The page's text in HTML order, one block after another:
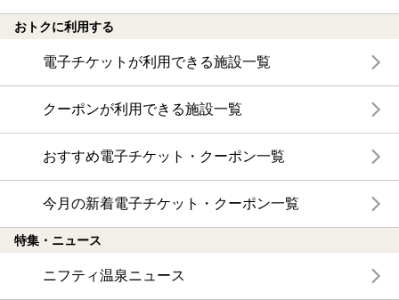
おトクに利用する
電子チケットが利用できる施設一覧
クーポンが利用できる施設一覧
おすすめ電子チケット・クーポン一覧
今月の新着電子チケット・クーポン一覧
特集・ニュース
ニフティ温泉ニュース